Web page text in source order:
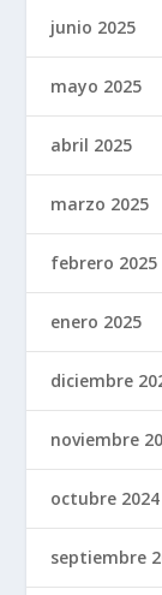
junio 2025
mayo 2025
abril 2025
marzo 2025
febrero 2025
enero 2025
diciembre
noviembre
octubre 2024
septiembre